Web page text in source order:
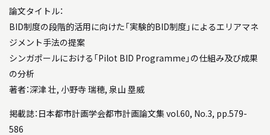
スタジオワークス
AWARD
受賞歴
リンク
論文タイトル：
BID制度の段階的活用に向けた「実験的BID制度」によるエリアマネ
ジメント手法の提案
シンガポールにおける「Pilot BID Programme」の仕組み及び成果
の分析
著者：深津 壮, 小野寺 瑞穂, 泉山 塁威
掲載誌：日本都市計画学会都市計画論文集 vol.60, No.3, pp.579-
586